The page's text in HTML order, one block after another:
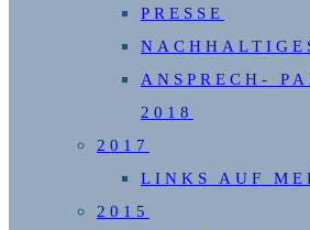
PRESSE
ANSPRECH-
2018
2017
LINKS AUF
2015